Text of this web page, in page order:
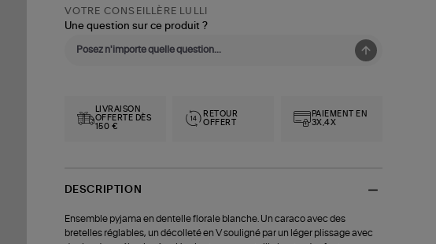
VOTRE CONSEILLÈRE LULLI
Une question sur ce produit ?
LIVRAISON
OFFERTE DÈS
150 €
RETOUR
OFFERT
PAIEMENT EN
3X,4X
DESCRIPTION
Ensemble pyjama en dentelle florale blanche. Un caraco avec des
bretelles réglables, un décolleté en V souligné par un léger plissage avec